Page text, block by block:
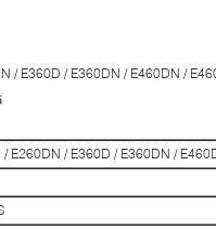
/ E360D / E360DN / E460DN /
/ E260DN / E360D / E360DN /